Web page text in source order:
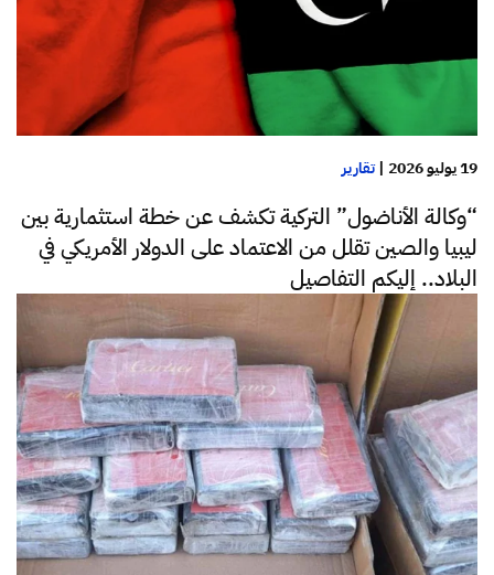
19 يوليو 2026 |تقارير
“وكالة الأناضول” التركية تكشف عن خطة استثمارية بين
ليبيا والصين تقلل من الاعتماد على الدولار الأمريكي في
البلاد.. إليكم التفاصيل